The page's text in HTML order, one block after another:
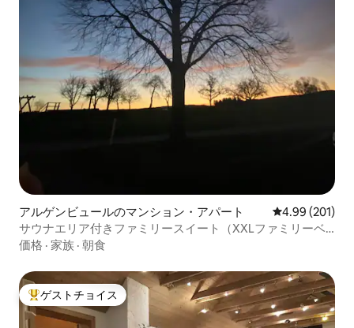
アルゲンビュールのマンション・アパート レビュー201
4.99 (201)
サウナエリア付きファミリースイート（XXLファミリーベ
ッド）
価格 · 家族 · 朝食
大好評のゲストチョイスです。
ゲストチョイス